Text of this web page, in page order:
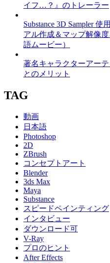
イフ…？』のトレーラー
Substance 3D Sampler
アル作成＆マップ解像
語ムービー）
著名キャラクターアー
とのメリット
TAG
動画
日本語
Photoshop
2D
ZBrush
コンセプトアート
Blender
3ds Max
Maya
Substance
スピードペインティング
インタビュー
ダウンロード可
V-Ray
プロのヒント
After Effects